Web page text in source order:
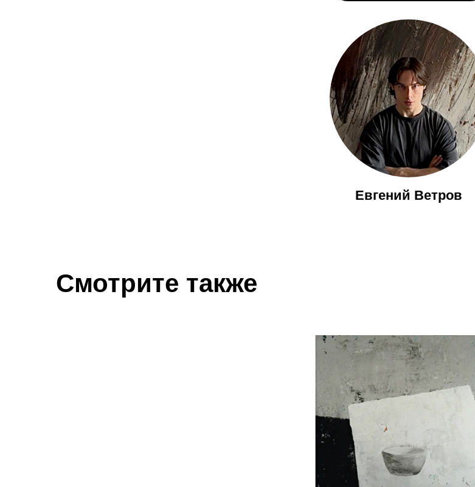
Евгений Ветров
Смотрите также